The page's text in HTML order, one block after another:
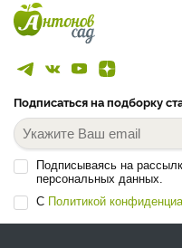
Подписаться на подборку
Подписываясь на
персональных данных.
С Политикой